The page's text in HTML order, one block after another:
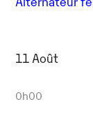
11 Août
0h00